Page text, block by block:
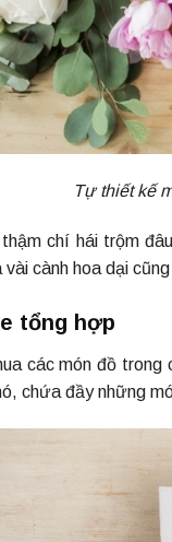
Tự thiết kế
chí hái trộm
cành hoa dại
tổng hợp
các món đồ
chứa đầy những